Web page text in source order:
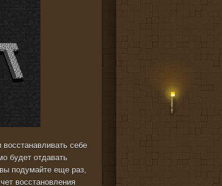
себе
будет отдавать
подумайте еще раз,
восстановления